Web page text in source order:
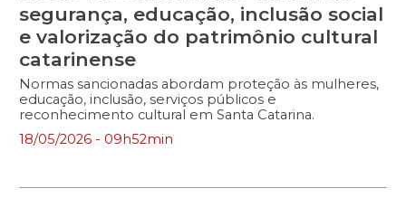
segurança, educação, inclusão social
e valorização do patrimônio cultural
catarinense
Normas sancionadas abordam proteção às mulheres,
educação, inclusão, serviços públicos e
reconhecimento cultural em Santa Catarina.
18/05/2026 - 09h52min